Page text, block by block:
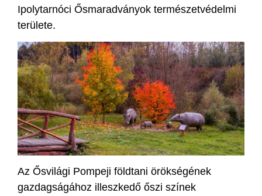
Ipolytarnóci Ősmaradványok természetvédelmi
területe.
Az Ősvilági Pompeji földtani örökségének
gazdagságához illeszkedő őszi színek